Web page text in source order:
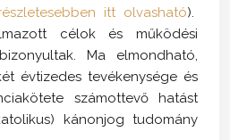
itt olvasható).
célok és működési
Ma elmondható,
évtizedes tevékenysége és
számottevő hatást
kánonjog tudomány